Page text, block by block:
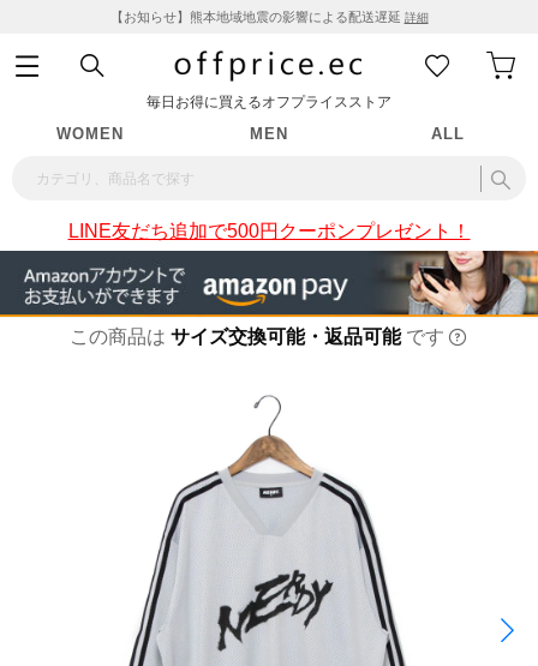
【お知らせ】熊本地域地震の影響による配送遅延 詳細
毎日お得に買えるオフプライスストア
WOMEN MEN ALL
LINE友だち追加で500円クーポンプレゼント！
この商品は サイズ交換可能・返品可能 です